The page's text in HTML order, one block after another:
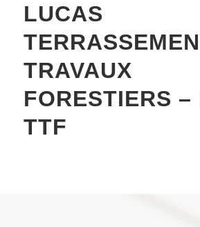
LUCAS
TRAVAUX
FORESTIERS –
TTF